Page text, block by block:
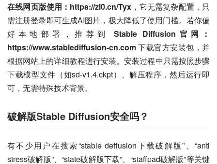
在线网页版使用：https://zl0.cn/Tyx ，它无需复杂配置，只
需注册登录即可生成AI图片，极大降低了使用门槛。若你偏
好本地部署，推荐到 Stable Diffusion官网：
https://www.stablediffusion-cn.com 下载官方安装包，并
根据网站上的详细教程进行安装。安装过程中只需按照步骤
下载模型文件（如sd-v1.4.ckpt）、解压程序，然后运行即
可，无需特殊技术背景。
破解版Stable Diffusion安全吗？
有不少用户在搜索“stable deffusion下载破解版”、“anti
stress破解版”、“state破解版下载”、“staffpad破解版”等关键